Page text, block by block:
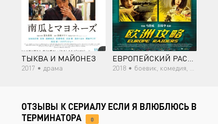
ТЫКВА И МАЙОНЕЗ
2017 • драма
ЕВРОПЕЙСКИЙ РАСКЛАД
2018 • боевик, комедия, криминал
ОТЗЫВЫ К СЕРИАЛУ ЕСЛИ Я ВЛЮБЛЮСЬ В
ТЕРМИНАТОРА
0